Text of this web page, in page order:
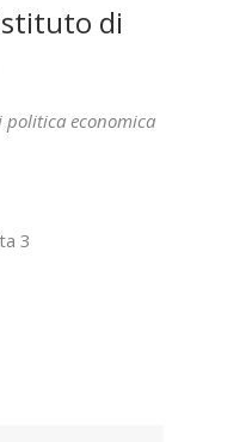
di
politica economica
3